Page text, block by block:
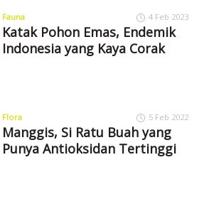
Fauna 4 Feb 2023
Katak Pohon Emas, Endemik
Indonesia yang Kaya Corak
Flora 5 Feb 2022
Manggis, Si Ratu Buah yang
Punya Antioksidan Tertinggi